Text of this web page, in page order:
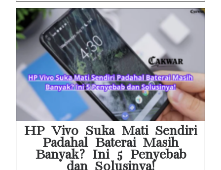
HP Vivo Suka Mati Sendiri
Padahal Baterai Masih
Banyak? Ini 5 Penyebab
dan Solusinya!